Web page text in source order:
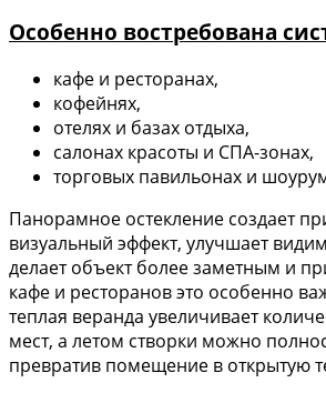
Особенно востребована
кафе и ресторанах,
кофейнях,
отелях и базах отдыха,
салонах красоты и СПА-зонах,
торговых павильонах и
Панорамное остекление создает
визуальный эффект, улучшает
делает объект более заметным и
кафе и ресторанов это особенно
теплая веранда увеличивает
мест, а летом створки можно
превратив помещение в открытую